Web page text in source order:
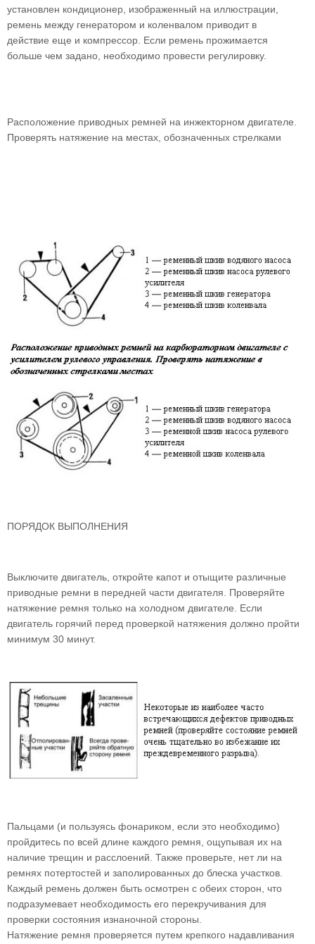
установлен кондиционер, изображенный на иллюстрации,
ремень между генератором и коленвалом приводит в
действие еще и компрессор. Если ремень прожимается
больше чем задано, необходимо провести регулировку.
Расположение приводных ремней на инжекторном двигателе.
Проверять натяжение на местах, обозначенных стрелками
ПОРЯДОК ВЫПОЛНЕНИЯ
Выключите двигатель, откройте капот и отыщите различные
приводные ремни в передней части двигателя. Проверяйте
натяжение ремня только на холодном двигателе. Если
двигатель горячий перед проверкой натяжения должно пройти
минимум 30 минут.
Пальцами (и пользуясь фонариком, если это необходимо)
пройдитесь по всей длине каждого ремня, ощупывая их на
наличие трещин и расслоений. Также проверьте, нет ли на
ремнях потертостей и заполированных до блеска участков.
Каждый ремень должен быть осмотрен с обеих сторон, что
подразумевает необходимость его перекручивания для
проверки состояния изнаночной стороны.
Натяжение ремня проверяется путем крепкого надавливания